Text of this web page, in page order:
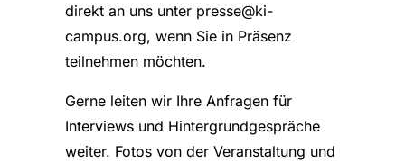
direkt an uns unter presse@ki-
campus.org, wenn Sie in Präsenz
teilnehmen möchten.
Gerne leiten wir Ihre Anfragen für
Interviews und Hintergrundgespräche
weiter. Fotos von der Veranstaltung und